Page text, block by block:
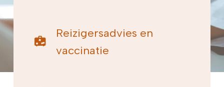
Reizigersadvies en
vaccinatie